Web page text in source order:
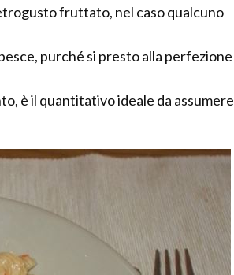
fruttato, nel caso qualcuno
purché si presto alla perfezione
è il quantitativo ideale da assumere